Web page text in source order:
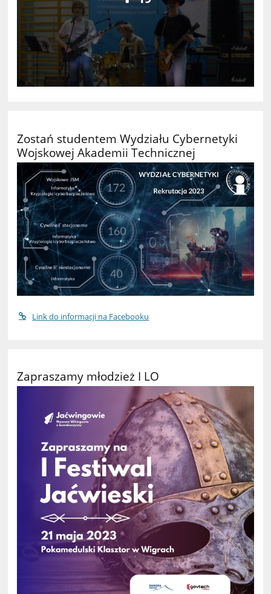
Zostań studentem Wydziału Cybernetyki
Wojskowej Akademii Technicznej
Link do informacji na Facebooku
Zapraszamy młodzież I LO